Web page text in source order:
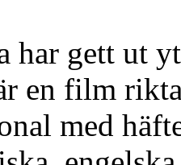
har gett ut
en film
med